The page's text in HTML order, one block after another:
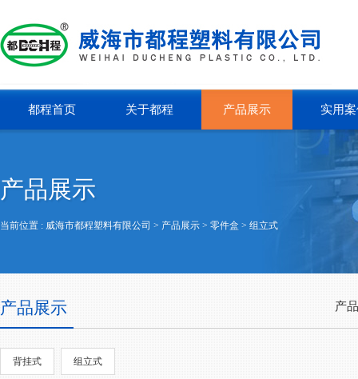
都程首页 关于都程 产品展示 实用
产品展示
当前位置 : 威海市都程塑料有限公司 > 产品展示 > 零件盒 > 组立式
产品展示 产
背挂式 组立式